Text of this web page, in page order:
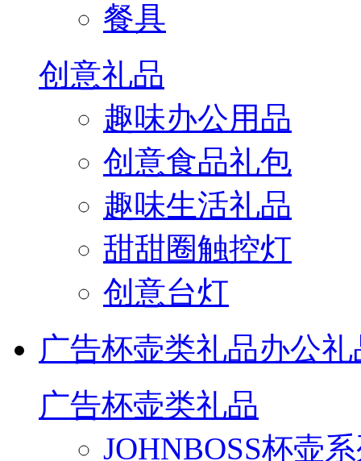
餐具
创意礼品
趣味办公用品
创意食品礼包
趣味生活礼品
甜甜圈触控灯
创意台灯
广告杯壶类礼品办公礼
广告杯壶类礼品
JOHNBOSS杯壶